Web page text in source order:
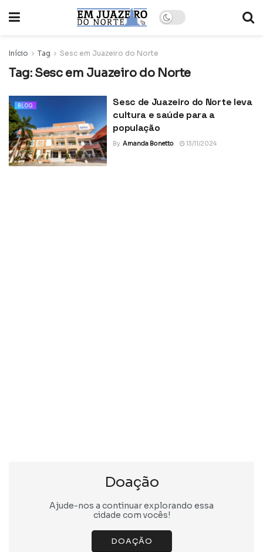
Início Tag Sesc em Juazeiro do Norte
Tag: Sesc em Juazeiro do Norte
BLOG
Sesc de Juazeiro do Norte leva
cultura e saúde para a
população
By Amanda Bonetto 13/11/2024
Doação
Ajude-nos a continuar explorando essa
cidade com vocês!
DOAÇÃO